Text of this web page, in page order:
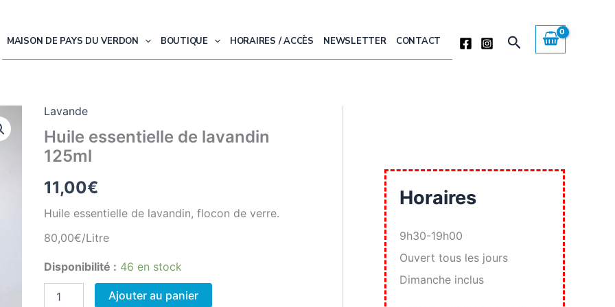
MAISON DE PAYS DU VERDON BOUTIQUE HORAIRES / ACCÈS NEWSLETTER CONTACT Rechercher
Lavande
Huile essentielle de lavandin
125ml
11,00€
Huile essentielle de lavandin, flocon de verre.
80,00€/Litre
Disponibilité : 46 en stock
Ajouter au panier
Horaires
9h30-19h00
Ouvert tous les jours
Dimanche inclus